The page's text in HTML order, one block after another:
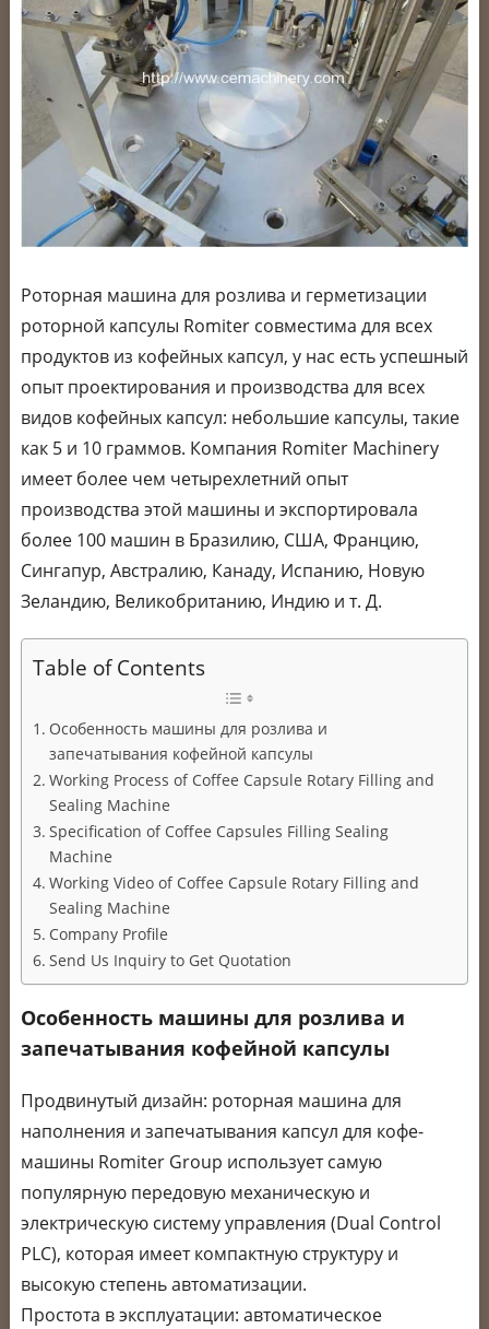
Роторная машина для розлива и герметизации
роторной капсулы Romiter совместима для всех
продуктов из кофейных капсул, у нас есть успешный
опыт проектирования и производства для всех
видов кофейных капсул: небольшие капсулы, такие
как 5 и 10 граммов. Компания Romiter Machinery
имеет более чем четырехлетний опыт
производства этой машины и экспортировала
более 100 машин в Бразилию, США, Францию,
Сингапур, Австралию, Канаду, Испанию, Новую
Зеландию, Великобританию, Индию и т. Д.
Table of Contents
Особенность машины для розлива и
запечатывания кофейной капсулы
Working Process of Coffee Capsule Rotary Filling and
Sealing Machine
Specification of Coffee Capsules Filling Sealing
Machine
Working Video of Coffee Capsule Rotary Filling and
Sealing Machine
Company Profile
Send Us Inquiry to Get Quotation
Особенность машины для розлива и
запечатывания кофейной капсулы
Продвинутый дизайн: роторная машина для
наполнения и запечатывания капсул для кофе-
машины Romiter Group использует самую
популярную передовую механическую и
электрическую систему управления (Dual Control
PLC), которая имеет компактную структуру и
высокую степень автоматизации.
Простота в эксплуатации: автоматическое